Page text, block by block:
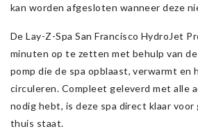
kan worden afgesloten wanneer deze
De Lay-Z-Spa San Francisco HydroJet
minuten op te zetten met behulp van
pomp die de spa opblaast, verwarmt en
circuleren. Compleet geleverd met alle
nodig hebt, is deze spa direct klaar voor
thuis staat.